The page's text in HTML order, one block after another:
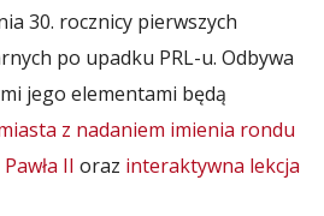
30. rocznicy pierwszych
po upadku PRL-u. Odbywa
jego elementami będą
z nadaniem imienia rondu
II oraz interaktywna lekcja